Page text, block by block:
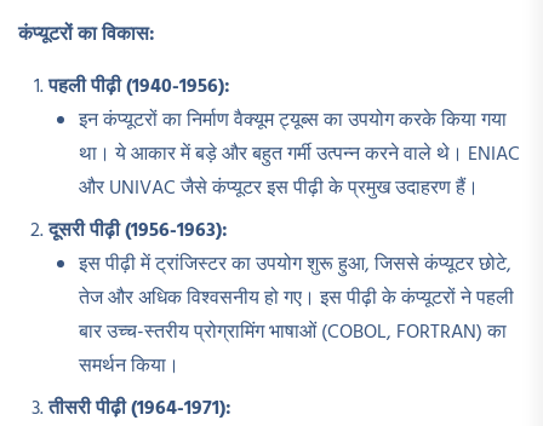
कंप्यूटरों का विकास:
पहली पीढ़ी (1940-1956):
इन कंप्यूटरों का निर्माण वैक्यूम ट्यूब्स का उपयोग करके किया गया
था। ये आकार में बड़े और बहुत गर्मी उत्पन्न करने वाले थे। ENIAC
और UNIVAC जैसे कंप्यूटर इस पीढ़ी के प्रमुख उदाहरण हैं।
दूसरी पीढ़ी (1956-1963):
इस पीढ़ी में ट्रांजिस्टर का उपयोग शुरू हुआ, जिससे कंप्यूटर छोटे,
तेज और अधिक विश्वसनीय हो गए। इस पीढ़ी के कंप्यूटरों ने पहली
बार उच्च-स्तरीय प्रोग्रामिंग भाषाओं (COBOL, FORTRAN) का
समर्थन किया।
तीसरी पीढ़ी (1964-1971):